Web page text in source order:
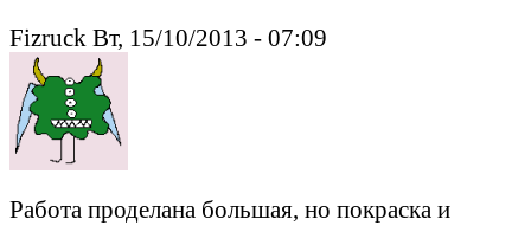
Fizruck Вт, 15/10/2013 - 07:09
Работа проделана большая, но покраска и